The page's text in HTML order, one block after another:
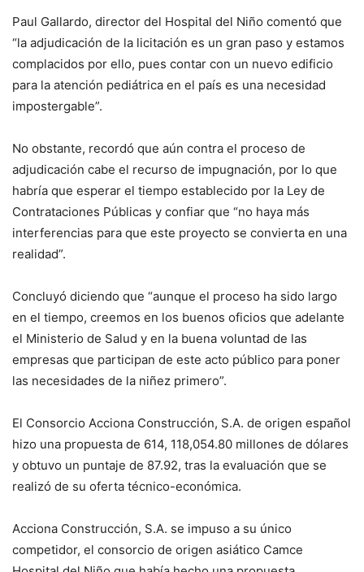
Paul Gallardo, director del Hospital del Niño comentó que
“la adjudicación de la licitación es un gran paso y estamos
complacidos por ello, pues contar con un nuevo edificio
para la atención pediátrica en el país es una necesidad
impostergable”.
No obstante, recordó que aún contra el proceso de
adjudicación cabe el recurso de impugnación, por lo que
habría que esperar el tiempo establecido por la Ley de
Contrataciones Públicas y confiar que “no haya más
interferencias para que este proyecto se convierta en una
realidad”.
Concluyó diciendo que “aunque el proceso ha sido largo
en el tiempo, creemos en los buenos oficios que adelante
el Ministerio de Salud y en la buena voluntad de las
empresas que participan de este acto público para poner
las necesidades de la niñez primero”.
El Consorcio Acciona Construcción, S.A. de origen español
hizo una propuesta de 614, 118,054.80 millones de dólares
y obtuvo un puntaje de 87.92, tras la evaluación que se
realizó de su oferta técnico-económica.
Acciona Construcción, S.A. se impuso a su único
competidor, el consorcio de origen asiático Camce